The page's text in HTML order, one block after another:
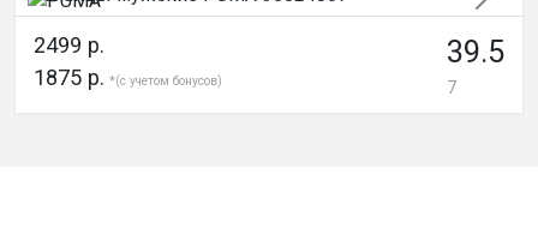
2499 р.
1875 р. *(с учетом бонусов)
39.5
7